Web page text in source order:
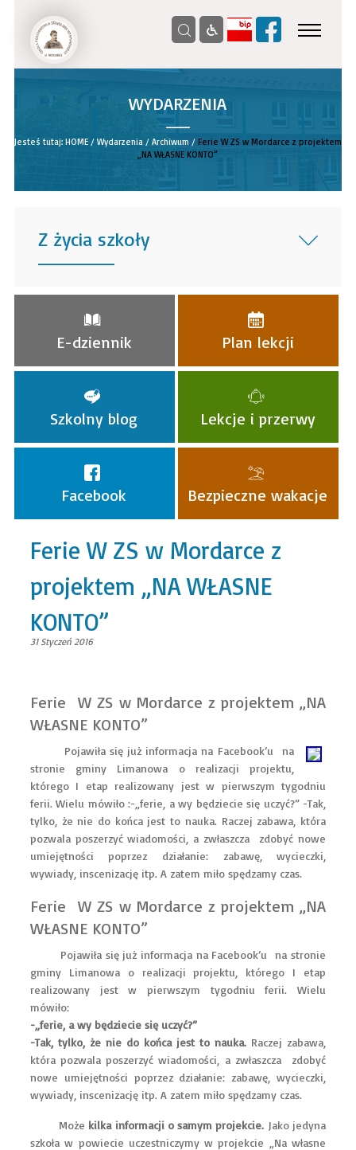
WYDARZENIA
__
Jesteś tutaj: HOME/ Wydarzenia/ Archiwum / Ferie W ZS w Mordarce z projektem
„NA WŁASNE KONTO”
Z życia szkoły
______
E-dziennik Plan lekcji
Szkolny blog Lekcje i przerwy
Facebook Bezpieczne wakacje
Ferie W ZS w Mordarce z
projektem „NA WŁASNE
KONTO”
31 Styczeń 2016
Ferie W ZS w Mordarce z projektem „NA
WŁASNE KONTO”
Pojawiła się już informacja na Facebook’u na
stronie gminy Limanowa o realizacji projektu,
którego I etap realizowany jest w pierwszym tygodniu
ferii. Wielu mówiło :-„ferie, a wy będziecie się uczyć?” -Tak,
tylko, że nie do końca jest to nauka. Raczej zabawa, która
pozwala poszerzyć wiadomości, a zwłaszcza zdobyć nowe
umiejętności poprzez działanie: zabawę, wycieczki,
wywiady, inscenizację itp. A zatem miło spędzamy czas.
Ferie W ZS w Mordarce z projektem „NA
WŁASNE KONTO”
Pojawiła się już informacja na Facebook’u na stronie
gminy Limanowa o realizacji projektu, którego I etap
realizowany jest w pierwszym tygodniu ferii. Wielu
mówiło:
-„ferie, a wy będziecie się uczyć?”
-Tak, tylko, że nie do końca jest to nauka. Raczej zabawa,
która pozwala poszerzyć wiadomości, a zwłaszcza zdobyć
nowe umiejętności poprzez działanie: zabawę, wycieczki,
wywiady, inscenizację itp. A zatem miło spędzamy czas.
Może kilka informacji o samym projekcie. Jako jedyna
szkoła w powiecie uczestniczymy w projekcie „Na własne